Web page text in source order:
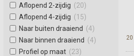
Aflopend 2-zijdig (20)
Aflopend 4-zijdig (15)
Naar buiten draaiend (4)
Naar binnen draaiend (4)
Profiel op maat (23)